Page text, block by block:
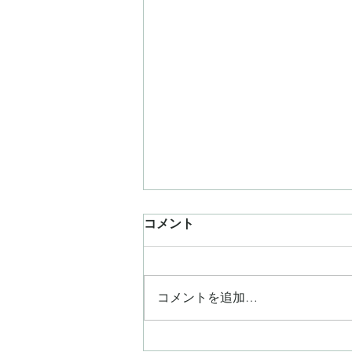
雑誌【VERY】8月号に掲載さ
コメント
コメントを追加…